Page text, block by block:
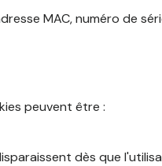
MAC, numéro de
peuvent être :
dès que